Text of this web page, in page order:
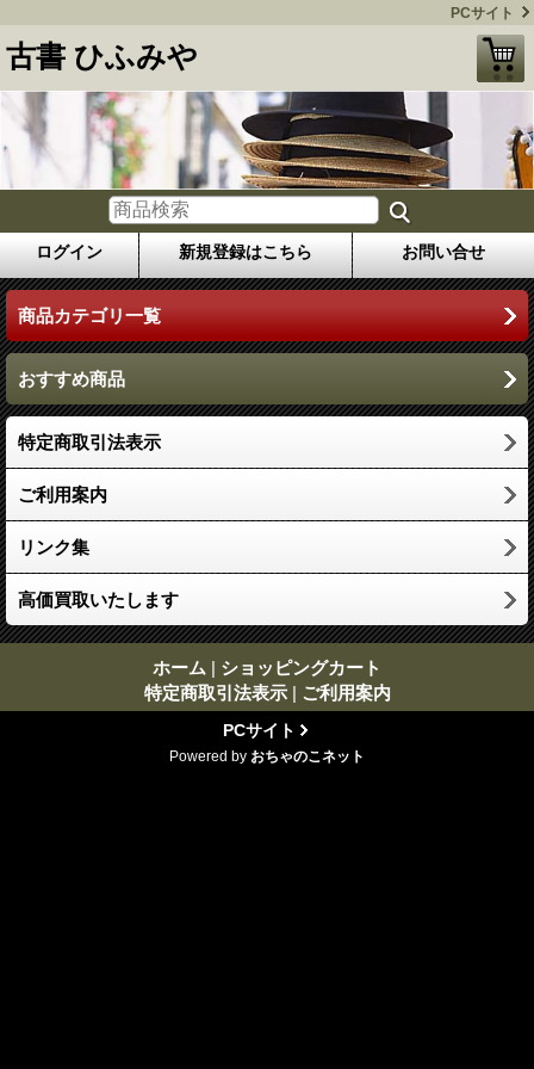
PCサイト
古書 ひふみや
ログイン 新規登録はこちら お問い合せ
商品カテゴリ一覧
おすすめ商品
特定商取引法表示
ご利用案内
リンク集
高価買取いたします
ホーム | ショッピングカート
特定商取引法表示 | ご利用案内
PCサイト
Powered by おちゃのこネット